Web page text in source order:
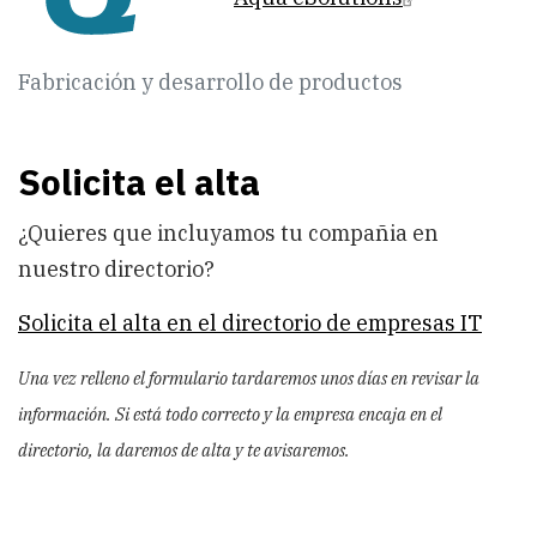
Fabricación y desarrollo de productos
Solicita el alta
¿Quieres que incluyamos tu compañia en
nuestro directorio?
Solicita el alta en el directorio de empresas IT
Una vez relleno el formulario tardaremos unos días en revisar la
información. Si está todo correcto y la empresa encaja en el
directorio, la daremos de alta y te avisaremos.